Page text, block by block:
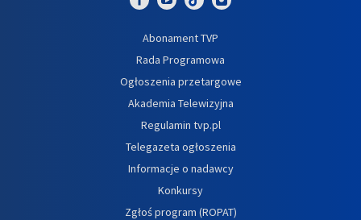
Abonament TVP
Rada Programowa
Ogłoszenia przetargowe
Akademia Telewizyjna
Regulamin tvp.pl
Telegazeta ogłoszenia
Informacje o nadawcy
Konkursy
Zgłoś program (ROPAT)